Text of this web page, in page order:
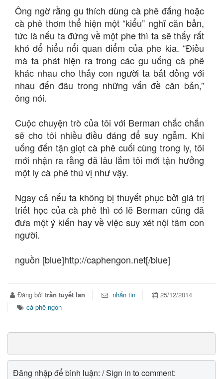
Ông ngờ rằng gu thích dùng cà phê đắng hoặc
cà phê thơm thể hiện một “kiểu” nghĩ căn bản,
tức là nếu ta đứng về một phe thì ta sẽ thấy rất
khó để hiểu nổi quan điểm của phe kia. “Điều
mà ta phát hiện ra trong các gu uống cà phê
khác nhau cho thấy con người ta bất đồng với
nhau đến đâu trong những vấn đề căn bản,”
ông nói.
Cuộc chuyện trò của tôi với Berman chắc chắn
sẽ cho tôi nhiều điều đáng để suy ngẫm. Khi
uống đến tận giọt cà phê cuối cùng trong ly, tôi
mới nhận ra rằng đã lâu lắm tôi mới tận hưởng
một ly cà phê thú vị như vậy.
Ngay cả nếu ta không bị thuyết phục bởi giá trị
triết học của cà phê thì có lẽ Berman cũng đã
đưa một ý kiến hay về việc suy xét nội tâm con
người.
nguồn [blue]http://caphengon.net[/blue]
Đăng bởi trần tuyết lan nhắn tin
25/12/2014
cà phê ngon
Đăng nhập để bình luận: / Sign in to comment: